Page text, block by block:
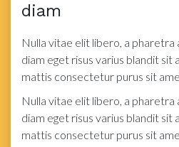
diam
Nulla vitae elit libero, a pharetra
diam eget risus varius blandit sit
mattis consectetur purus sit
Nulla vitae elit libero, a pharetra
diam eget risus varius blandit sit
mattis consectetur purus sit